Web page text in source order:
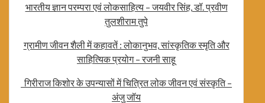
भारतीय ज्ञान परम्परा एवं लोकसाहित्य – जयवीर सिंह, डॉ. प्रवीण
तुलशीराम तुपे
ग्रामीण जीवन शैली में कहावतें : लोकानुभव, सांस्कृतिक स्मृति और
साहित्यिक प्रयोग – रजनी साहू
गिरीराज किशोर के उपन्यासों में चित्रित लोक जीवन एवं संस्कृति –
अंजु जॉय